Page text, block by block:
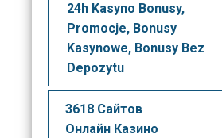
24h Kasyno Bonusy,
Promocje, Bonusy
Kasynowe, Bonusy Bez
Depozytu
3618 Сайтов
Онлайн Казино